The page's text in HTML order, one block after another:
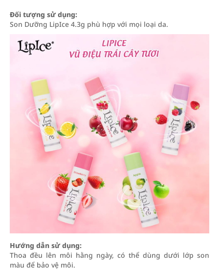
Đối tượng sử dụng:
Son Dưỡng LipIce 4.3g phù hợp với mọi loại da.
Hướng dẫn sử dụng:
Thoa đều lên môi hằng ngày, có thể dùng dưới lớp son
màu để bảo vệ môi.